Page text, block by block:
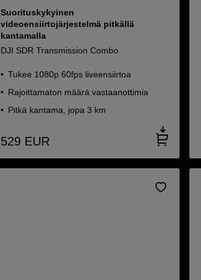
Suorituskykyinen
videoensiirtojärjestelmä pitkällä
kantamalla
DJI SDR Transmission Combo
Tukee 1080p 60fps liveensiirtoa
Rajoittamaton määrä vastaanottimia
Pitkä kantama, jopa 3 km
529 EUR